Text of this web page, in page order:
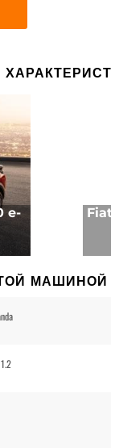
e-
Fiat
МАШИНОЙ